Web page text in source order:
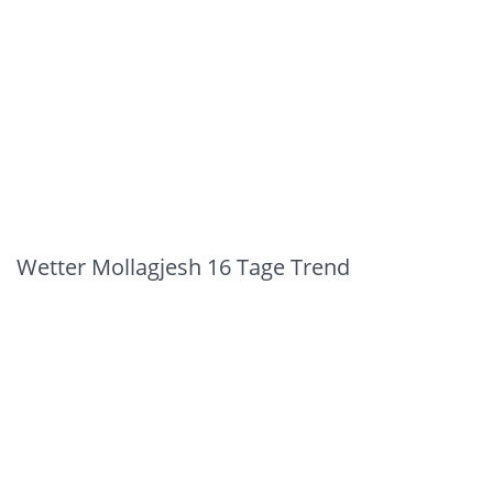
Wetter Mollagjesh 16 Tage Trend